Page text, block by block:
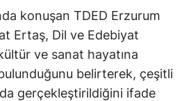
konuşan TDED Erzurum
Ertaş, Dil ve Edebiyat
ve sanat hayatına
belirterek, çeşitli
gerçekleştirildiğini ifade